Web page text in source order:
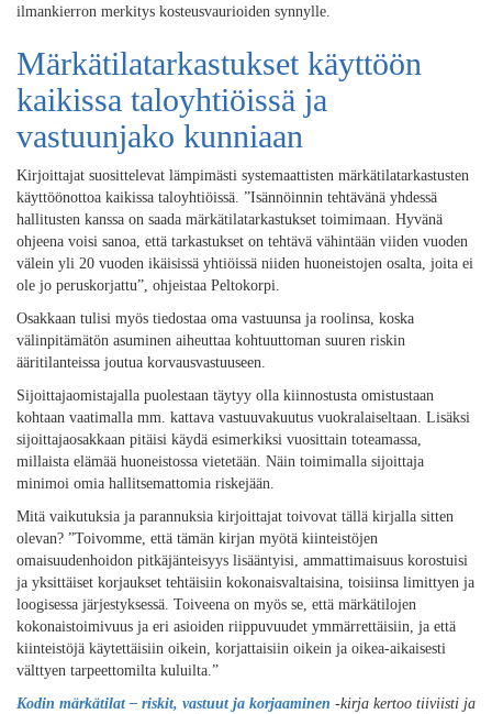
ilmankierron merkitys kosteusvaurioiden synnylle.
Märkätilatarkastukset käyttöön
kaikissa taloyhtiöissä ja
vastuunjako kunniaan
Kirjoittajat suosittelevat lämpimästi systemaattisten märkätilatarkastusten
käyttöönottoa kaikissa taloyhtiöissä. ”Isännöinnin tehtävänä yhdessä
hallitusten kanssa on saada märkätilatarkastukset toimimaan. Hyvänä
ohjeena voisi sanoa, että tarkastukset on tehtävä vähintään viiden vuoden
välein yli 20 vuoden ikäisissä yhtiöissä niiden huoneistojen osalta, joita ei
ole jo peruskorjattu”, ohjeistaa Peltokorpi.
Osakkaan tulisi myös tiedostaa oma vastuunsa ja roolinsa, koska
välinpitämätön asuminen aiheuttaa kohtuuttoman suuren riskin
ääritilanteissa joutua korvausvastuuseen.
Sijoittajaomistajalla puolestaan täytyy olla kiinnostusta omistustaan
kohtaan vaatimalla mm. kattava vastuuvakuutus vuokralaiseltaan. Lisäksi
sijoittajaosakkaan pitäisi käydä esimerkiksi vuosittain toteamassa,
millaista elämää huoneistossa vietetään. Näin toimimalla sijoittaja
minimoi omia hallitsemattomia riskejään.
Mitä vaikutuksia ja parannuksia kirjoittajat toivovat tällä kirjalla sitten
olevan? ”Toivomme, että tämän kirjan myötä kiinteistöjen
omaisuudenhoidon pitkäjänteisyys lisääntyisi, ammattimaisuus korostuisi
ja yksittäiset korjaukset tehtäisiin kokonaisvaltaisina, toisiinsa limittyen ja
loogisessa järjestyksessä. Toiveena on myös se, että märkätilojen
kokonaistoimivuus ja eri asioiden riippuvuudet ymmärrettäisiin, ja että
kiinteistöjä käytettäisiin oikein, korjattaisiin oikein ja oikea-aikaisesti
välttyen tarpeettomilta kuluilta.”
Kodin märkätilat – riskit, vastuut ja korjaaminen -kirja kertoo tiiviisti ja